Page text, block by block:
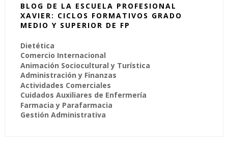
BLOG DE LA ESCUELA PROFESIONAL
XAVIER: CICLOS FORMATIVOS GRADO
MEDIO Y SUPERIOR DE FP
Dietética
Comercio Internacional
Animación Sociocultural y Turística
Administración y Finanzas
Actividades Comerciales
Cuidados Auxiliares de Enfermería
Farmacia y Parafarmacia
Gestión Administrativa